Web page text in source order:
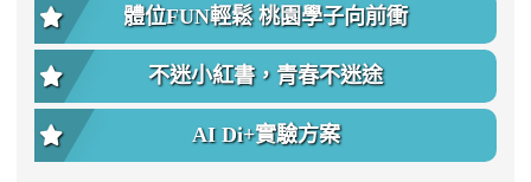
體位FUN輕鬆 桃園學子向前衝
不迷小紅書，青春不迷途
AI Di+實驗方案